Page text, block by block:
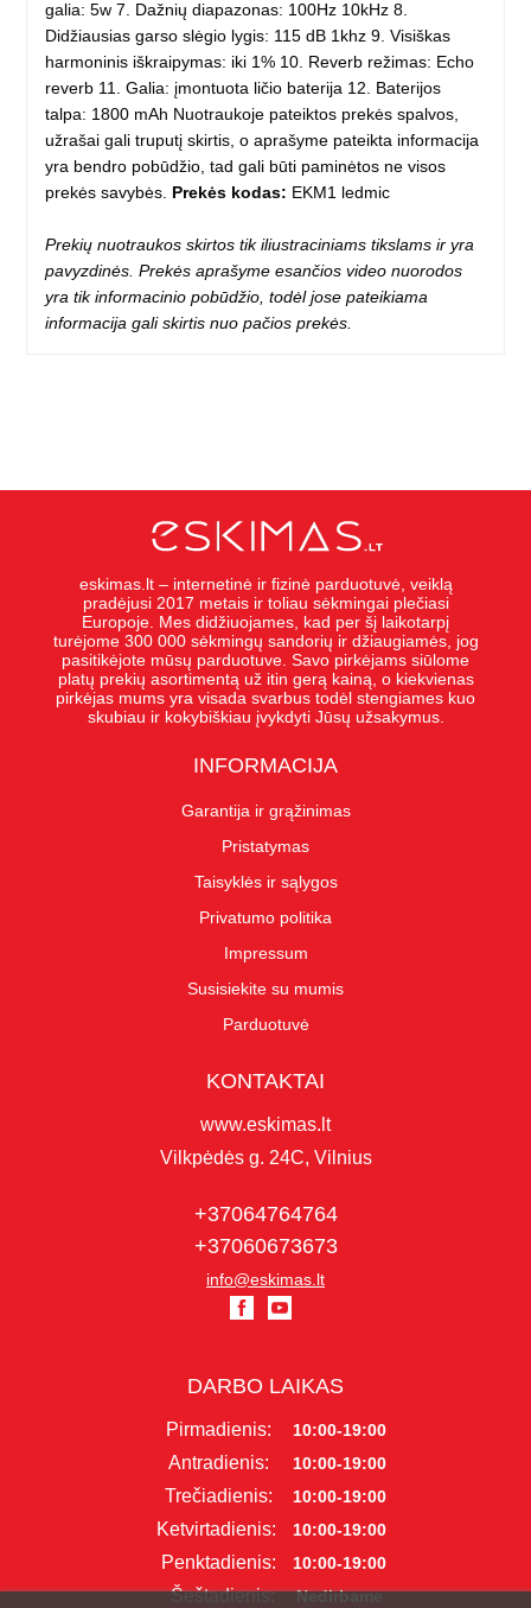
galia: 5w 7. Dažnių diapazonas: 100Hz 10kHz 8.
Didžiausias garso slėgio lygis: 115 dB 1khz 9. Visiškas
harmoninis iškraipymas: iki 1% 10. Reverb režimas: Echo
reverb 11. Galia: įmontuota ličio baterija 12. Baterijos
talpa: 1800 mAh Nuotraukoje pateiktos prekės spalvos,
užrašai gali truputį skirtis, o aprašyme pateikta informacija
yra bendro pobūdžio, tad gali būti paminėtos ne visos
prekės savybės. Prekės kodas: EKM1 ledmic
Prekių nuotraukos skirtos tik iliustraciniams tikslams ir yra
pavyzdinės. Prekės aprašyme esančios video nuorodos
yra tik informacinio pobūdžio, todėl jose pateikiama
informacija gali skirtis nuo pačios prekės.
eskimas.lt – internetinė ir fizinė parduotuvė, veiklą
pradėjusi 2017 metais ir toliau sėkmingai plečiasi
Europoje. Mes didžiuojames, kad per šį laikotarpį
turėjome 300 000 sėkmingų sandorių ir džiaugiamės, jog
pasitikėjote mūsų parduotuve. Savo pirkėjams siūlome
platų prekių asortimentą už itin gerą kainą, o kiekvienas
pirkėjas mums yra visada svarbus todėl stengiames kuo
skubiau ir kokybiškiau įvykdyti Jūsų užsakymus.
INFORMACIJA
Garantija ir grąžinimas
Pristatymas
Taisyklės ir sąlygos
Privatumo politika
Impressum
Susisiekite su mumis
Parduotuvė
KONTAKTAI
www.eskimas.lt
Vilkpėdės g. 24C, Vilnius
+37064764764
+37060673673
info@eskimas.lt
DARBO LAIKAS
Pirmadienis: 10:00-19:00
Antradienis: 10:00-19:00
Trečiadienis: 10:00-19:00
Ketvirtadienis: 10:00-19:00
Penktadienis: 10:00-19:00
Šeštadienis: Nedirbame